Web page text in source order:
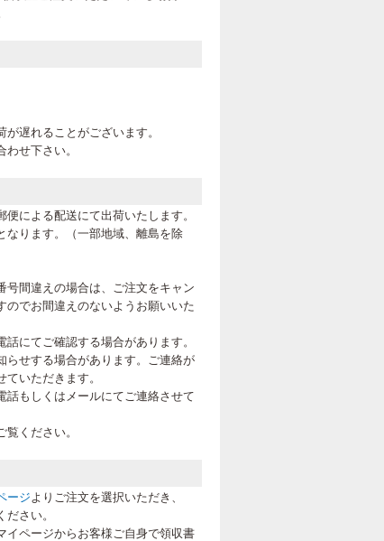
遅れることがございます。
せ下さい。
便による配送にて出荷いたします。
なります。（一部地域、離島を除
間違えの場合は、ご注文をキャン
のでお間違えのないようお願いいた
にてご確認する場合があります。
らせする場合があります。ご連絡が
いただきます。
もしくはメールにてご連絡させて
覧ください。
ージよりご注文を選択いただき、
ださい。
ページからお客様ご自身で領収書